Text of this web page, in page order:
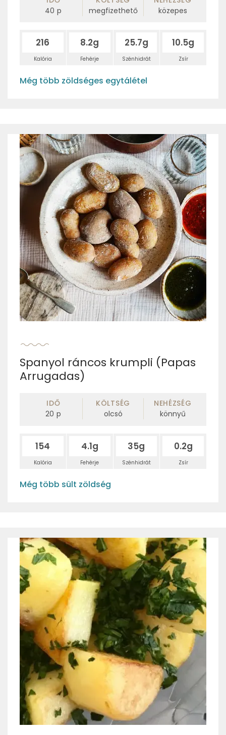
40 p
megfizethető
közepes
216
Kalória
8.2g
Fehérje
25.7g
Szénhidrát
10.5g
Zsír
Még több zöldséges egytálétel
Spanyol ráncos krumpli (Papas
Arrugadas)
IDŐ
20 p
KÖLTSÉG
olcsó
NEHÉZSÉG
könnyű
154
Kalória
4.1g
Fehérje
35g
Szénhidrát
0.2g
Zsír
Még több sült zöldség